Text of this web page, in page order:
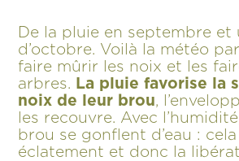
De la pluie en septembre et
d’octobre. Voilà la météo
faire mûrir les noix et les
arbres. La pluie favorise la
noix de leur brou,
les recouvre. Avec
brou se gonflent d’eau :
éclatement et donc la